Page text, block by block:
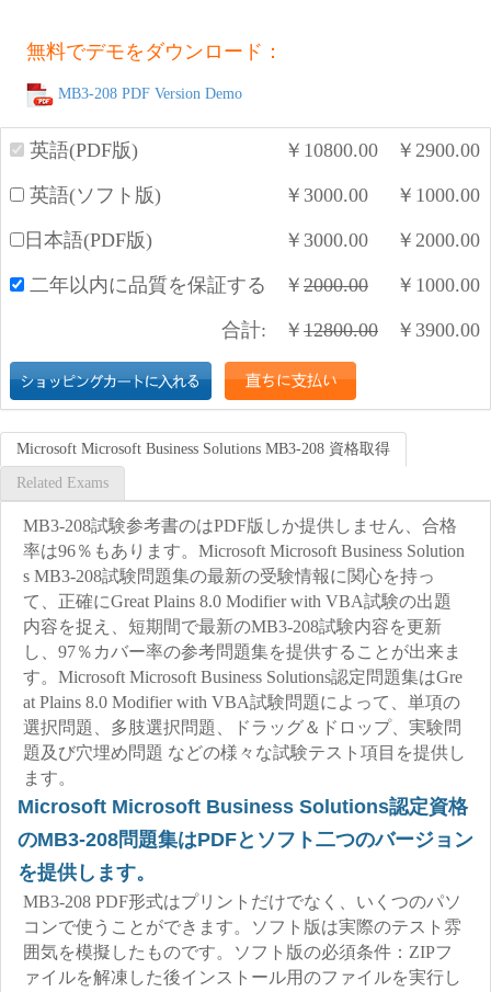
無料でデモをダウンロード：
MB3-208 PDF Version Demo
英語(PDF版) ￥ 10800.00 ￥ 2900.00
英語(ソフト版) ￥ 3000.00 ￥ 1000.00
日本語(PDF版) ￥ 3000.00 ￥ 2000.00
二年以内に品質を保証する ￥ 2000.00 ￥ 1000.00
合計: ￥ 12800.00 ￥ 3900.00
Microsoft Microsoft Business Solutions MB3-208 資格取得
Related Exams
MB3-208試験参考書のはPDF版しか提供しません、合格
率は96％もあります。Microsoft Microsoft Business Solution
s MB3-208試験問題集の最新の受験情報に関心を持っ
て、正確にGreat Plains 8.0 Modifier with VBA試験の出題
内容を捉え、短期間で最新のMB3-208試験内容を更新
し、97％カバー率の参考問題集を提供することが出来ま
す。Microsoft Microsoft Business Solutions認定問題集はGre
at Plains 8.0 Modifier with VBA試験問題によって、単項の
選択問題、多肢選択問題、ドラッグ＆ドロップ、実験問
題及び穴埋め問題 などの様々な試験テスト項目を提供し
ます。
Microsoft Microsoft Business Solutions認定資格
のMB3-208問題集はPDFとソフト二つのバージョン
を提供します。
MB3-208 PDF形式はプリントだけでなく、いくつのパソ
コンで使うことができます。ソフト版は実際のテスト雰
囲気を模擬したものです。ソフト版の必須条件：ZIPフ
ァイルを解凍した後インストール用のファイルを実行し